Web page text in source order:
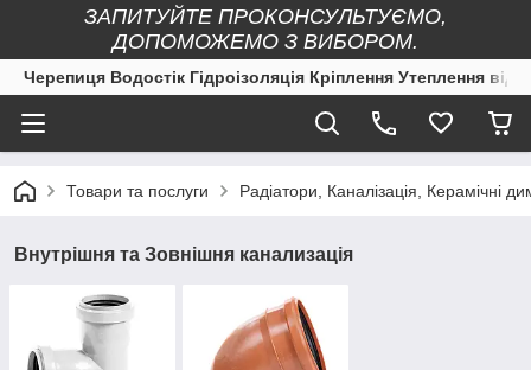
ЗАПИТУЙТЕ ПРОКОНСУЛЬТУЄМО,
ДОПОМОЖЕМО З ВИБОРОМ.
Черепиця Водостік Гідроізоляція Кріплення Утеплення
Товари та послуги Радіатори, Каналізація, Керамічні
Внутрішня та Зовнішня канализація